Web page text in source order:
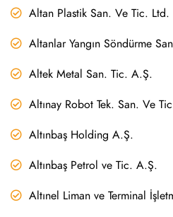
Altan Plastik San. Ve Tic. Ltd.
Altanlar Yangın Söndürme
Altek Metal San. Tic. A.Ş.
Altınay Robot Tek. San. Ve
Altınbaş Holding A.Ş.
Altınbaş Petrol ve Tic. A.Ş.
Altınel Liman ve Terminal